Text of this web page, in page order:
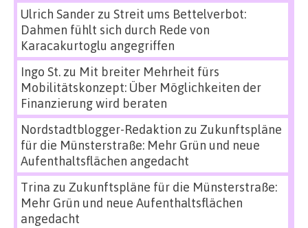
Ulrich Sanderzu Streit ums Bettelverbot:
Dahmen fühlt sich durch Rede von
Karacakurtoglu angegriffen
Ingo St.zu Mit breiter Mehrheit fürs
Mobilitätskonzept: Über Möglichkeiten der
Finanzierung wird beraten
Nordstadtblogger-Redaktion zu Zukunftspläne
für die Münsterstraße: Mehr Grün und neue
Aufenthaltsflächen angedacht
Trina zu Zukunftspläne für die Münsterstraße:
Mehr Grün und neue Aufenthaltsflächen
angedacht